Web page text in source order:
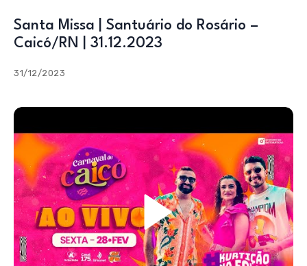
Santa Missa | Santuário do Rosário –
Caicó/RN | 31.12.2023
31/12/2023